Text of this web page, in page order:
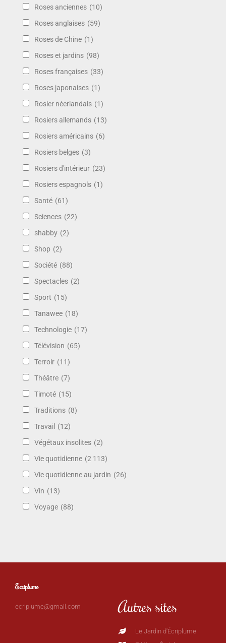
Roses anciennes (10)
Roses anglaises (59)
Roses de Chine (1)
Roses et jardins (98)
Roses françaises (33)
Roses japonaises (1)
Rosier néerlandais (1)
Rosiers allemands (13)
Rosiers américains (6)
Rosiers belges (3)
Rosiers d'intérieur (23)
Rosiers espagnols (1)
Santé (61)
Sciences (22)
shabby (2)
Shop (2)
Société (88)
Spectacles (2)
Sport (15)
Tanawee (18)
Technologie (17)
Télévision (65)
Terroir (11)
Théâtre (7)
Timoté (15)
Traditions (8)
Travail (12)
Végétaux insolites (2)
Vie quotidienne (2 113)
Vie quotidienne au jardin (26)
Vin (13)
Voyage (88)
Ecriplume
ecriplume@gmail.com Autres sites
Le Jardin d'Écriplume